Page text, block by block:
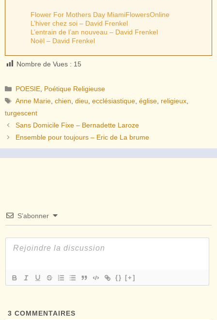
Flower For Mothers Day MiamiFlowersOnline
L’hiver chez soi – David Frenkel
L’entrain de l’an nouveau – David Frenkel
Noël – David Frenkel
Nombre de Vues : 15
Catégories
POESIE Poétique Religieuse
Étiquettes
Anne Marie ,chien ,dieu ,ecclésiastique ,église religieux
turgescent
Sans Domicile Fixe – Bernadette Laroze
Ensemble pour toujours – Eric de La brume
S’abonner
{} [+]
3 COMMENTAIRES